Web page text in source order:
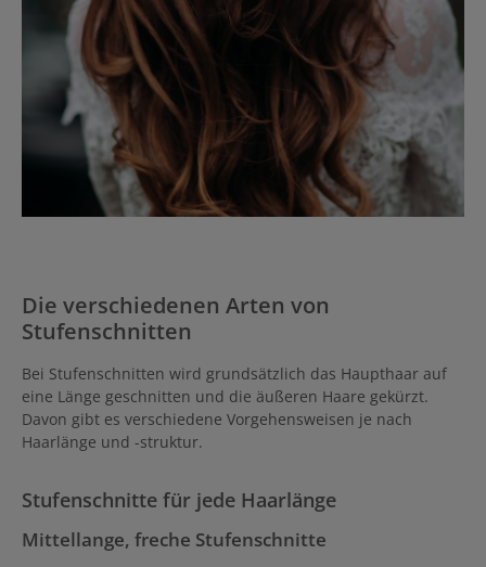
Die verschiedenen Arten von
Stufenschnitten
Bei Stufenschnitten wird grundsätzlich das Haupthaar auf
eine Länge geschnitten und die äußeren Haare gekürzt.
Davon gibt es verschiedene Vorgehensweisen je nach
Haarlänge und -struktur.
Stufenschnitte für jede Haarlänge
Mittellange, freche Stufenschnitte